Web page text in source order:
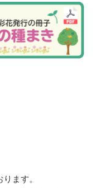
ます。